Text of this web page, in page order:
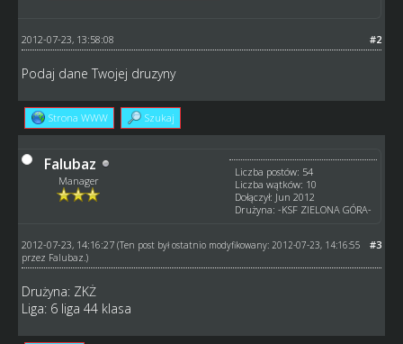
#2
2012-07-23, 13:58:08
Podaj dane Twojej druzyny
Strona WWW Szukaj
Falubaz
Manager
Liczba postów: 54
Liczba wątków: 10
Dołączył: Jun 2012
Drużyna: -KSF ZIELONA GÓRA-
#3
2012-07-23, 14:16:27 (Ten post był ostatnio modyfikowany: 2012-07-23, 14:16:55
przez Falubaz .)
Drużyna: ZKŻ
Liga: 6 liga 44 klasa